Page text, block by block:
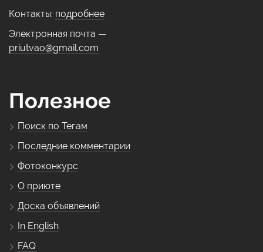
Контакты: подробнее
Электронная почта —
priutvao@gmail.com
Полезное
Поиск по Тегам
Последние комментарии
Фотоконкурс
О приюте
Доска объявлений
In English
FAQ